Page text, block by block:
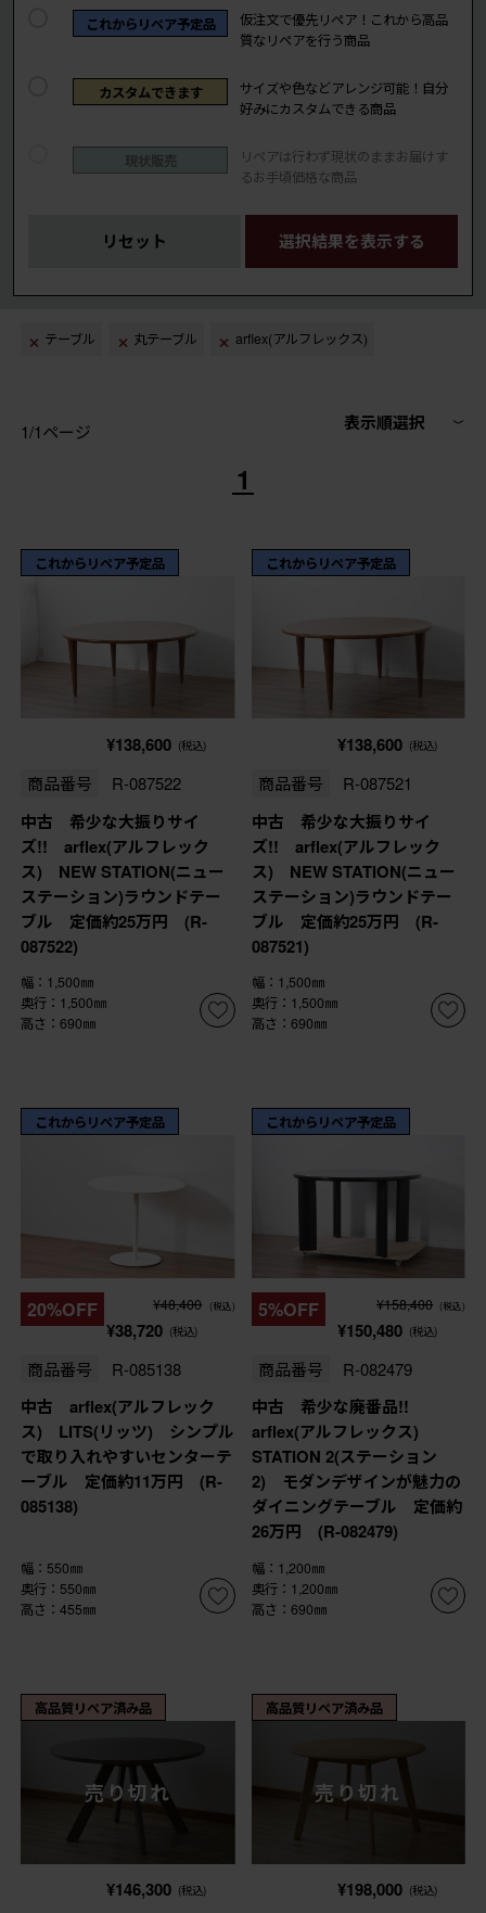
これからリペア予定品
仮注文で優先リペア！これから高品
質なリペアを行う商品
カスタムできます
サイズや色などアレンジ可能！自分
好みにカスタムできる商品
現状販売
リペアは行わず現状のままお届けす
るお手頃価格な商品
リセット 選択結果を表示する
テーブル 丸テーブル arflex(アルフレックス)
1/1ページ 表示順選択
1
これからリペア予定品
¥138,600 (税込)
商品番号 R-087522
中古 希少な大振りサイ
ズ!! arflex(アルフレック
ス) NEW STATION(ニュー
ステーション)ラウンドテー
ブル 定価約25万円 (R-
087522)
幅：1,500㎜
奥行：1,500㎜
高さ：690㎜
これからリペア予定品
¥138,600 (税込)
商品番号 R-087521
中古 希少な大振りサイ
ズ!! arflex(アルフレック
ス) NEW STATION(ニュー
ステーション)ラウンドテー
ブル 定価約25万円 (R-
087521)
幅：1,500㎜
奥行：1,500㎜
高さ：690㎜
これからリペア予定品
20%OFF ¥48,400 (税込)
¥38,720 (税込)
商品番号 R-085138
中古 arflex(アルフレック
ス) LITS(リッツ) シンプル
で取り入れやすいセンターテ
ーブル 定価約11万円 (R-
085138)
幅：550㎜
奥行：550㎜
高さ：455㎜
これからリペア予定品
5%OFF ¥158,400 (税込)
¥150,480 (税込)
商品番号 R-082479
中古 希少な廃番品!!
arflex(アルフレックス)
STATION 2(ステーション
2) モダンデザインが魅力の
ダイニングテーブル 定価約
26万円 (R-082479)
幅：1,200㎜
奥行：1,200㎜
高さ：690㎜
高品質リペア済み品
売り切れ
¥146,300 (税込)
高品質リペア済み品
売り切れ
¥198,000 (税込)